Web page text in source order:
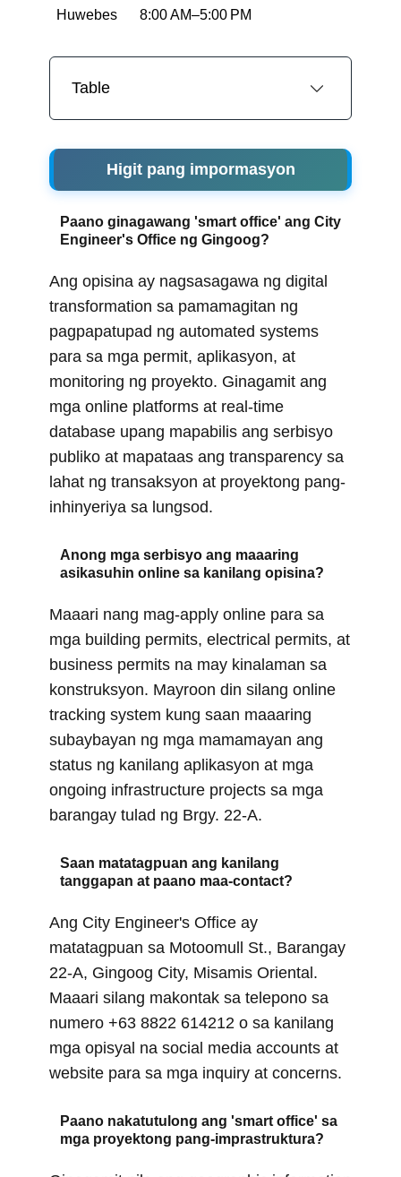
Huwebes 8:00 AM–5:00 PM
Table
Higit pang impormasyon
Paano ginagawang 'smart office' ang City
Engineer's Office ng Gingoog?
Ang opisina ay nagsasagawa ng digital
transformation sa pamamagitan ng
pagpapatupad ng automated systems
para sa mga permit, aplikasyon, at
monitoring ng proyekto. Ginagamit ang
mga online platforms at real-time
database upang mapabilis ang serbisyo
publiko at mapataas ang transparency sa
lahat ng transaksyon at proyektong pang-
inhinyeriya sa lungsod.
Anong mga serbisyo ang maaaring
asikasuhin online sa kanilang opisina?
Maaari nang mag-apply online para sa
mga building permits, electrical permits, at
business permits na may kinalaman sa
konstruksyon. Mayroon din silang online
tracking system kung saan maaaring
subaybayan ng mga mamamayan ang
status ng kanilang aplikasyon at mga
ongoing infrastructure projects sa mga
barangay tulad ng Brgy. 22-A.
Saan matatagpuan ang kanilang
tanggapan at paano maa-contact?
Ang City Engineer's Office ay
matatagpuan sa Motoomull St., Barangay
22-A, Gingoog City, Misamis Oriental.
Maaari silang makontak sa telepono sa
numero +63 8822 614212 o sa kanilang
mga opisyal na social media accounts at
website para sa mga inquiry at concerns.
Paano nakatutulong ang 'smart office' sa
mga proyektong pang-imprastruktura?